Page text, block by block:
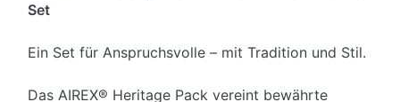
Set
Ein Set für Anspruchsvolle – mit Tradition und Stil.
Das AIREX® Heritage Pack vereint bewährte